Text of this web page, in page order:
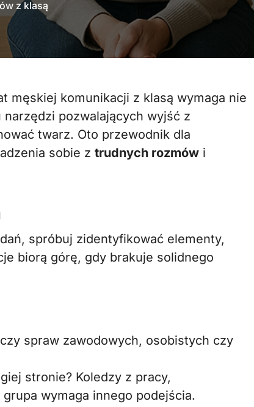
z klasą
pozwalających wyjść z
twarz. Oto przewodnik dla
sobie z trudnych rozmów i
spróbuj zidentyfikować elementy,
biorą górę, gdy brakuje solidnego
spraw zawodowych, osobistych czy
stronie? Koledzy z pracy,
wymaga innego podejścia.